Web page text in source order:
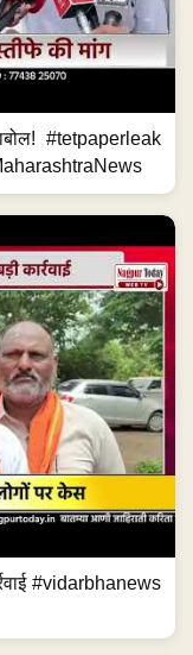
#tetpaperleak
#vidarbhanews